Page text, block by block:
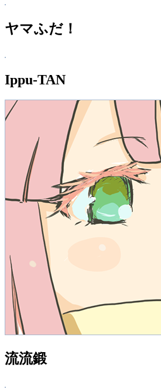
ヤマふだ！
Ippu-TAN
流流鍛